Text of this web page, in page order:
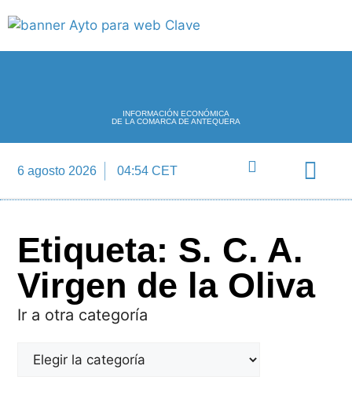
INFORMACIÓN ECONÓMICA
DE LA COMARCA DE ANTEQUERA
6 agosto 2026 04:54 CET
Etiqueta: S. C. A.
Virgen de la Oliva
Ir a otra categoría